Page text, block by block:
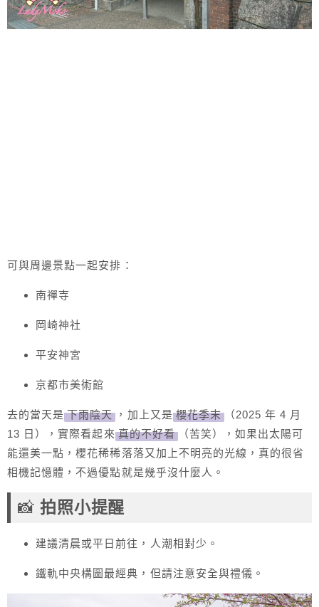
可與周邊景點一起安排：
南禪寺
岡崎神社
平安神宮
京都市美術館
去的當天是 下雨陰天 ，加上又是 櫻花季末 （2025 年 4 月
13 日），實際看起來 真的不好看 （苦笑），如果出太陽可
能還美一點，櫻花稀稀落落又加上不明亮的光線，真的很省
相機記憶體，不過優點就是幾乎沒什麼人。
📸 拍照小提醒
建議清晨或平日前往，人潮相對少。
鐵軌中央構圖最經典，但請注意安全與禮儀。